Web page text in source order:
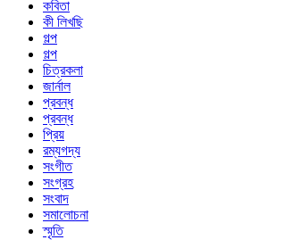
কবিতা
কী লিখছি
গল্প
গল্প
চিত্রকলা
জার্নাল
প্রবন্ধ
প্রবন্ধ
প্রিয়
রম্যগদ্য
সংগীত
সংগ্রহ
সংবাদ
সমালোচনা
স্মৃতি